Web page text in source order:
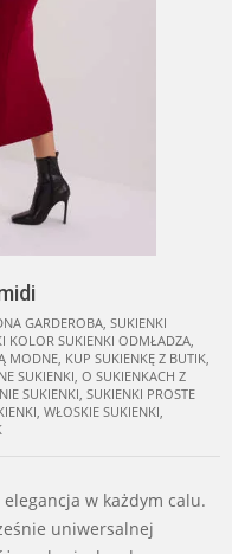
GARDEROBA SUKIENKI
KOLOR SUKIENKI ODMŁADZA
MODNE KUP SUKIENKĘ Z BUTIK
SUKIENKI O SUKIENKACH Z
SUKIENKI SUKIENKI PROSTE
WŁOSKIE SUKIENKI
w każdym calu.
uniwersalnej